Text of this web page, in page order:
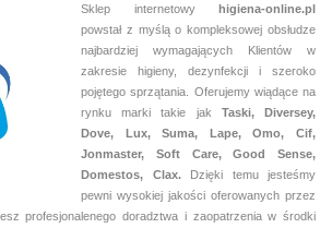
Sklep internetowy higiena-online.pl
powstał z myślą o kompleksowej obsłudze
najbardziej wymagających Klientów w
zakresie higieny, dezynfekcji i szeroko
pojętego sprzątania. Oferujemy wiądące na
rynku marki takie jak Taski, Diversey,
Dove, Lux, Suma, Lape, Omo, Cif,
Jonmaster, Soft Care, Good Sense,
Domestos, Clax. Dzięki temu jesteśmy
pewni wysokiej jakości oferowanych przez
profesjonalenego doradztwa i zaopatrzenia w środki